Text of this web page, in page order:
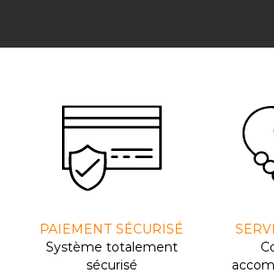
PAIEMENT SÉCURISÉ
Système totalement
sécurisé